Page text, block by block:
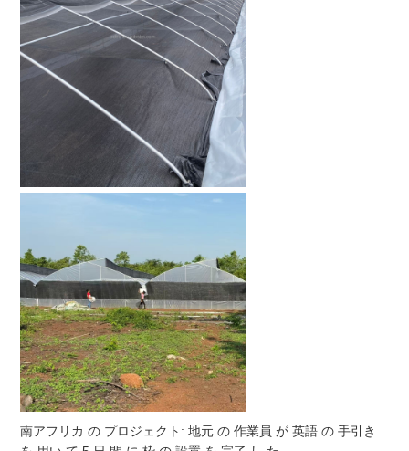
南アフリカ の プロジェクト: 地元 の 作業員 が 英語 の 手引き